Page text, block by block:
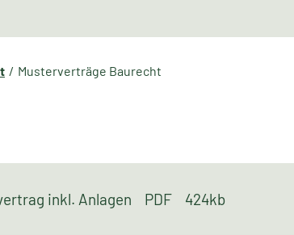
Musterverträge Baurecht
inkl. Anlagen PDF 424kb